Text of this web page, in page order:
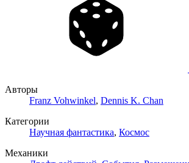
Авторы
Franz Vohwinkel, Dennis K. Chan
Категории
Научная фантастика, Космос
Механики